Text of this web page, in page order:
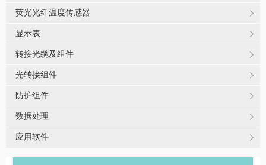
荧光光纤温度传感器
显示表
转接光缆及组件
光转接组件
防护组件
数据处理
应用软件